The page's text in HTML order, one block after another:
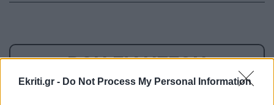
Ekriti.gr - Do Not Process My Personal Information
ΡΟΗ ΕΙΔΗΣΕΩΝ